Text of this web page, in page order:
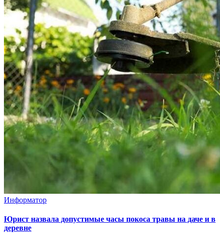
Информатор
Юрист назвала допустимые часы покоса травы на даче и в
деревне